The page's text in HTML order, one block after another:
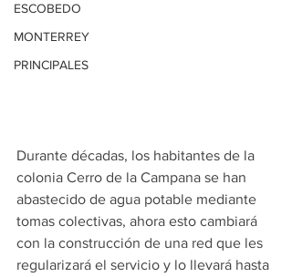
ESCOBEDO
MONTERREY
PRINCIPALES
Durante décadas, los habitantes de la
colonia Cerro de la Campana se han
abastecido de agua potable mediante
tomas colectivas, ahora esto cambiará
con la construcción de una red que les
regularizará el servicio y lo llevará hasta